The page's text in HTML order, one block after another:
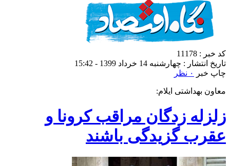
کد خبر : 11178
تاریخ انتشار : چهارشنبه 14 خرداد 1399 - 15:42
چاپ خبر
۰ نظر
معاون بهداشتی ایلام:
زلزله زدگان مراقب کرونا و
عقرب گزیدگی باشند